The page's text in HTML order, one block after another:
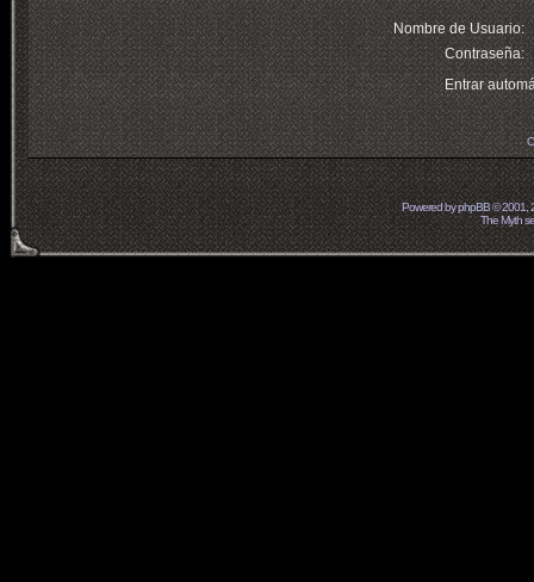
Nombre de Usuario:
Contraseña:
Entrar
Powered byphpBB© 2001,
The Myth